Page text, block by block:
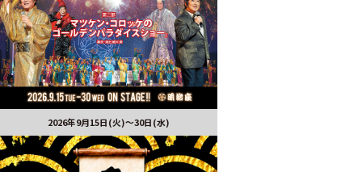
2026年9月15日(火)～30日(水)